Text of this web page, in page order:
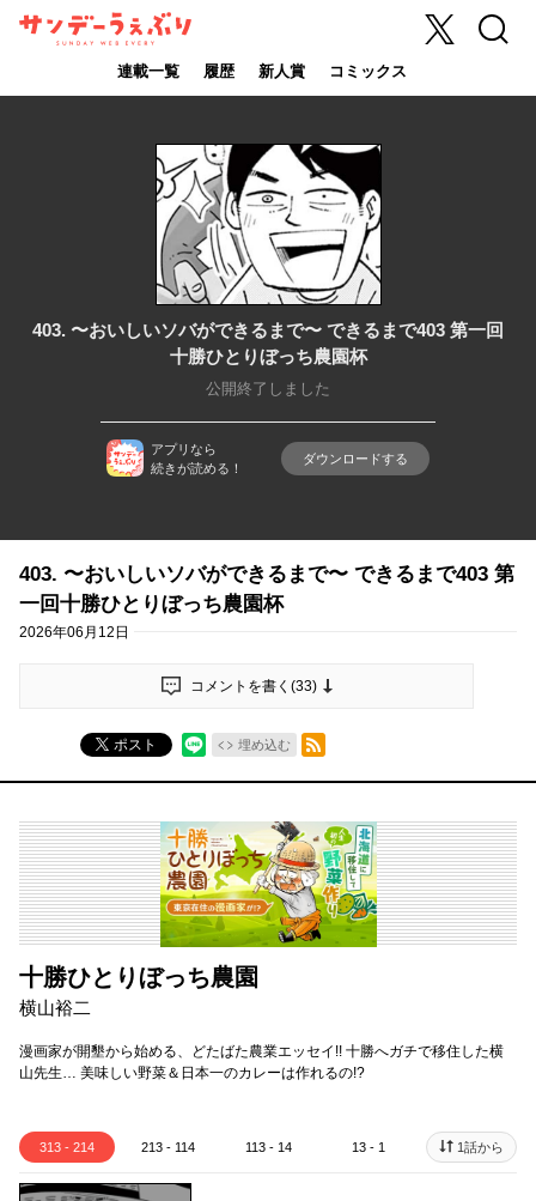
サンデーうぇ
連載一覧 履歴 新人賞 コミックス
X 検索
403. 〜おいしいソバができるまで〜 できるまで403 第一回
十勝ひとりぼっち農園杯
公開終了しました
アプリなら
続きが読める！
ダウンロードする
403. 〜おいしいソバができるまで〜 できるまで403 第
一回十勝ひとりぼっち農園杯
2026年06月12日
コメントを書く(33)
ポスト 埋め込む
RSSフィード
十勝ひとりぼっち農園
横山裕二
漫画家が開墾から始める、どたばた農業エッセイ!! 十勝へガチで移住した横
山先生… 美味しい野菜＆日本一のカレーは作れるの!?
313 - 214 213 - 114 113 - 14 13 - 1 1話から